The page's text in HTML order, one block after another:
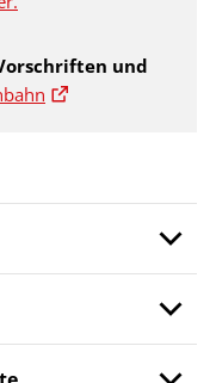
und